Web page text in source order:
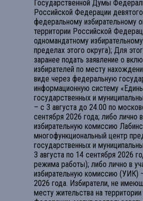
Государственной Думы
Российской Федерации
федеральному избирательному
территории Российской
одномандатному
пределах этого округа); Для
заранее подать заявление о
избирателей по месту
виде через федеральную
информационную систему
государственных и
– с 3 августа до 24.00 по
сентября 2026 года; либо лично
избирательную комиссию
многофункциональный центр
государственных и
3 августа по 14 сентября 2026
режима работы); либо лично в
избирательную комиссию (УИК)
2026 года. Избиратели, не
месту жительства на